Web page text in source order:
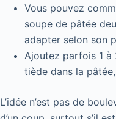
Vous pouvez
soupe de pâtée
adapter selon son
Ajoutez parfois 1 à
tiède dans la
L’idée n’est pas de